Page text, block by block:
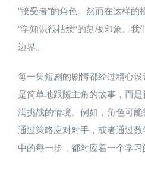
“接受者”的角色。然而在这样
“学知识很枯燥”的刻板印象。
边界。
每一集短剧的剧情都经过精心
是简单地跟随主角的故事，而
满挑战的情境。例如，角色可能
通过策略应对对手，或者通过
中的每一步，都对应着一个学习